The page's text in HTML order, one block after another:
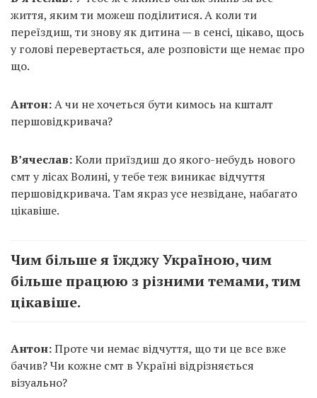
життя, яким ти можеш поділитися. А коли ти
переїздиш, ти знову як дитина — в сенсі, цікаво, щось
у голові перевертається, але розповісти ще немає про
що.
Антон:А чи не хочеться бути кимось на кшталт
першовідкривача?
В’ячеслав:Коли приїздиш до якого-небудь нового
смт у лісах Волині, у тебе теж виникає відчуття
першовідкривача. Там якраз усе незвідане, набагато
цікавіше.
Чим більше я їжджу Україною, чим
більше працюю з різними темами, тим
цікавіше.
Антон:Проте чи немає відчуття, що ти це все вже
бачив? Чи кожне смт в Україні відрізняється
візуально?